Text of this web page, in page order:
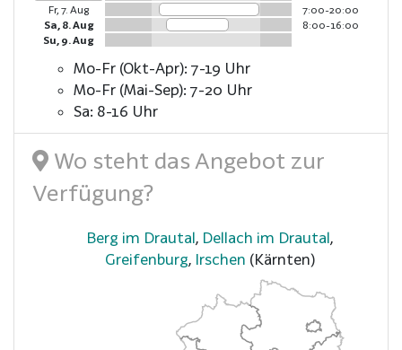
Fr, 7. Aug
7:00-20:00
Sa, 8. Aug
8:00-16:00
Su, 9. Aug
Mo-Fr (Okt-Apr): 7-19 Uhr
Mo-Fr (Mai-Sep): 7-20 Uhr
Sa: 8-16 Uhr
Wo steht das Angebot zur
Verfügung?
Berg im Drautal, Dellach im Drautal,
Greifenburg, Irschen (Kärnten)